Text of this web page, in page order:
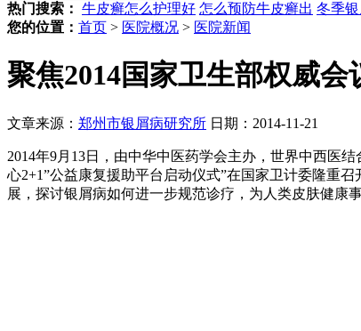
热门搜索： 牛皮癣怎么护理好 怎么预防牛皮癣出 冬季
您的位置： 首页 > 医院概况 > 医院新闻
聚焦2014国家卫生部权威
文章来源： 郑州市银屑病研究所 日期：2014-11-21
2014年9月13日，由中华中医药学会主办，世界中西医
心2+1”公益康复援助平台启动仪式”在国家卫计委隆重
展，探讨银屑病如何进一步规范诊疗，为人类皮肤健康